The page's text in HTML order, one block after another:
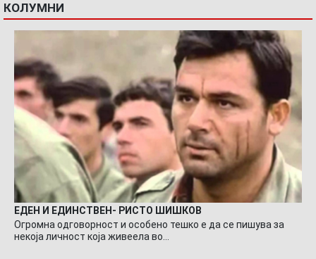
КОЛУМНИ
ЕДЕН И ЕДИНСТВЕН- РИСТО ШИШКОВ
Огромна одговорност и особено тешко е да се пишува за
некоја личност која живеела во…